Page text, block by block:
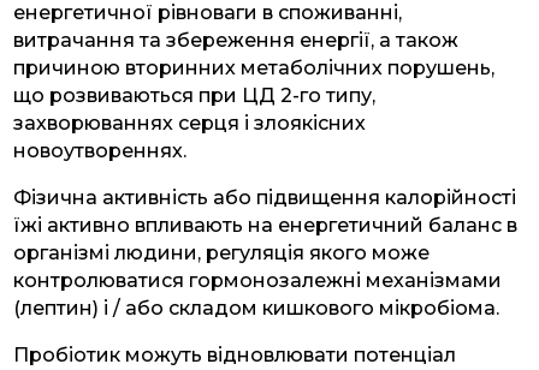
енергетичної рівноваги в споживанні,
витрачання та збереження енергії, а також
причиною вторинних метаболічних порушень,
що розвиваються при ЦД 2-го типу,
захворюваннях серця і злоякісних
новоутвореннях.
Фізична активність або підвищення калорійності
їжі активно впливають на енергетичний баланс в
організмі людини, регуляція якого може
контролюватися гормонозалежні механізмами
(лептин) і / або складом кишкового мікробіома.
Пробіотик можуть відновлювати потенціал